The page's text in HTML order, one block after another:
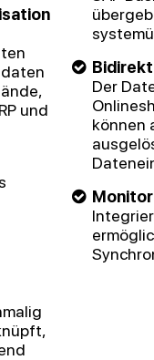
und
Der
können